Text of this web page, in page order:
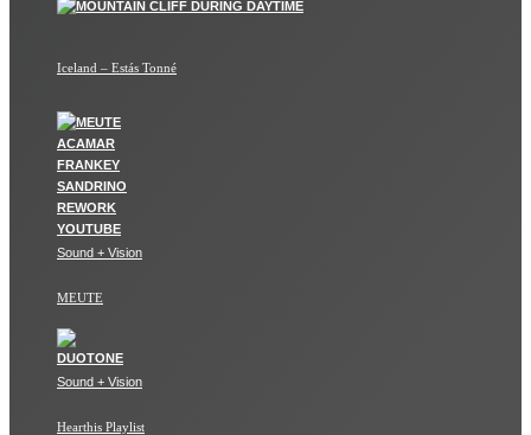
Iceland – Estás Tonné
Sound + Vision
MEUTE
Sound + Vision
Hearthis Playlist